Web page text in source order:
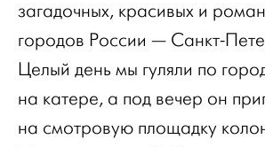
загадочных, красивых и
городов России — Санкт-
Целый день мы гуляли по
на катере, а под вечер он
на смотровую площадку